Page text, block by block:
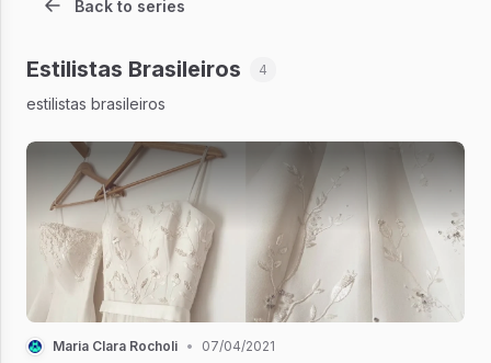
Back to series
Estilistas Brasileiros 4
estilistas brasileiros
Maria Clara Rocholi • 07/04/2021